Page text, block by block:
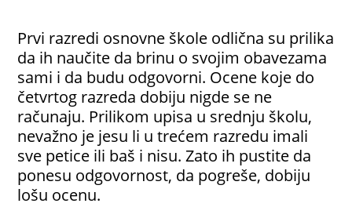
Prvi razredi osnovne škole odlična su prilika
da ih naučite da brinu o svojim obavezama
sami i da budu odgovorni. Ocene koje do
četvrtog razreda dobiju nigde se ne
računaju. Prilikom upisa u srednju školu,
nevažno je jesu li u trećem razredu imali
sve petice ili baš i nisu. Zato ih pustite da
ponesu odgovornost, da pogreše, dobiju
lošu ocenu.